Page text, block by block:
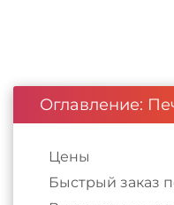
Оглавление:
Цены
Быстрый заказ